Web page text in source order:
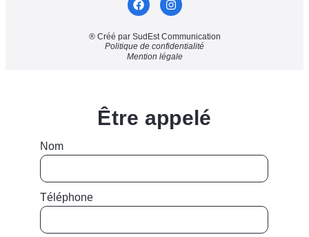
® Créé par SudEst Communication
Politique de confidentialité
Mention légale
Être appelé
Nom
Téléphone